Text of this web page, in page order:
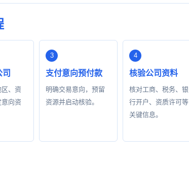
、资
向资
支付意向预付款
明确交易意向，预留
资源并启动核验。
核验公司资料
核对工商、税务、银
行开户、资质许可等
关键信息。